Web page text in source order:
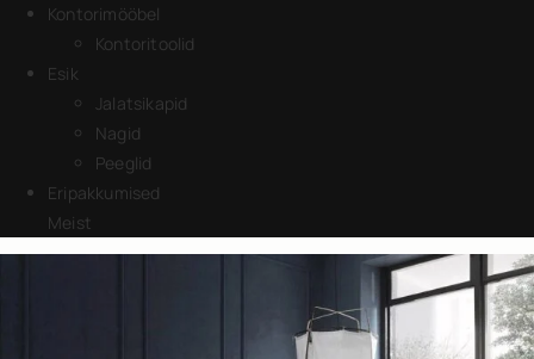
Kontorimööbel
Kontoritoolid
Esik
Jalatsikapid
Nagid
Peeglid
Eripakkumised
Meist